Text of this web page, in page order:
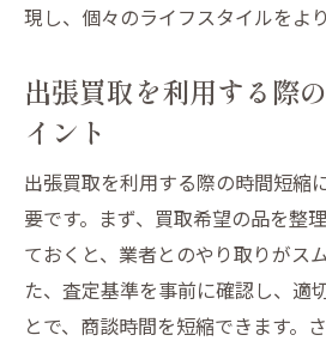
現し、個々のライフスタイルをよ
出張買取を利用する際
イント
出張買取を利用する際の時間短縮
要です。まず、買取希望の品を整
ておくと、業者とのやり取りがス
た、査定基準を事前に確認し、適
とで、商談時間を短縮できます。